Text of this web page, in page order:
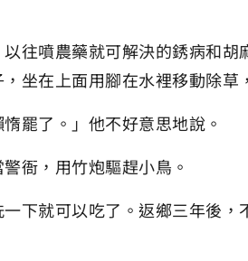
往噴農藥就可解決的銹病和胡
坐在上面用腳在水裡移動除草
罷了。」他不好意思地說。
衙，用竹炮驅趕小鳥。
下就可以吃了。返鄉三年後，